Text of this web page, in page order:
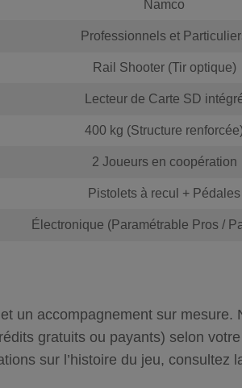
Namco
Professionnels et
Rail Shooter (Tir optique)
Lecteur de Carte SD
400 kg (Structure
2 Joueurs en coopération
Pistolets à recul + Pédales
Électronique (Paramétrable Pros /
un accompagnement sur mesure.
gratuits ou payants) selon
sur l’histoire du jeu, consultez